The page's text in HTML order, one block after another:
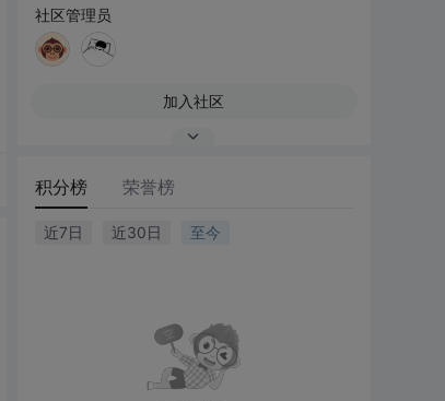
社区管理员
加入社区
积分榜 荣誉榜
近7日 近30日 至今